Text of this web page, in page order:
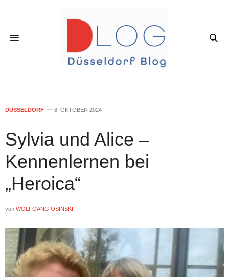
DÜSSELDORF 8. OKTOBER 2024
Sylvia und Alice –
Kennenlernen bei
„Heroica“
von WOLFGANG OSINSKI